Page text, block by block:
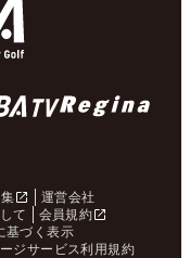
運営会社
て
会員規約
基づく表示
ジサービス利用規約